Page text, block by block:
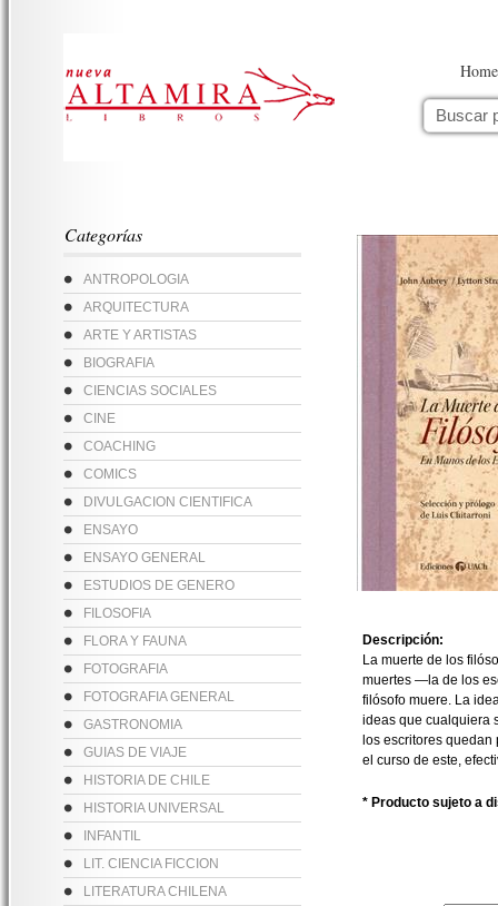
Home
Categorías
ANTROPOLOGIA
ARQUITECTURA
ARTE Y ARTISTAS
BIOGRAFIA
CIENCIAS SOCIALES
CINE
COACHING
COMICS
DIVULGACION CIENTIFICA
ENSAYO
ENSAYO GENERAL
ESTUDIOS DE GENERO
FILOSOFIA
FLORA Y FAUNA
FOTOGRAFIA
FOTOGRAFIA GENERAL
GASTRONOMIA
GUIAS DE VIAJE
HISTORIA DE CHILE
HISTORIA UNIVERSAL
INFANTIL
LIT. CIENCIA FICCION
LITERATURA CHILENA
Descripción:
La muerte de los
muertes —la de los
filósofo muere. La
ideas que cualquiera
los escritores
el curso de este,
* Producto sujeto a